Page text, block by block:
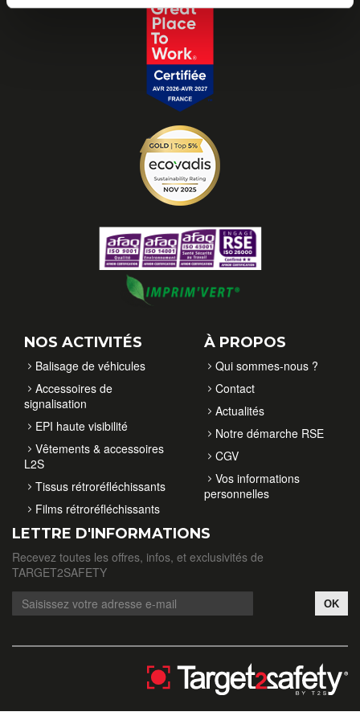
NOS ACTIVITÉS
Balisage de véhicules
Accessoires de
signalisation
EPI haute visibilité
Vêtements & accessoires
L2S
Tissus rétroréfléchissants
Films rétroréfléchissants
À PROPOS
Qui sommes-nous ?
Contact
Actualités
Notre démarche RSE
CGV
Vos informations
personnelles
LETTRE D'INFORMATIONS
Recevez toutes les offres, infos, et exclusivités de
TARGET2SAFETY
OK